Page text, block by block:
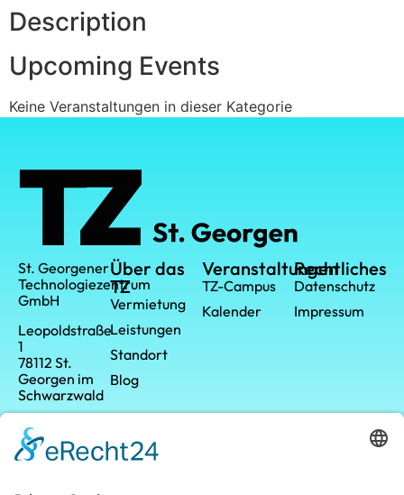
Description
Upcoming Events
Keine Veranstaltungen in dieser Kategorie
St. Georgener
Technologiezentrum
GmbH
Leopoldstraße
1
78112 St.
Georgen im
Schwarzwald
Telefon: +49
(0) 7724 /
949474
Über das
TZ
Vermietung
Leistungen
Standort
Blog
Veranstaltungen
TZ-Campus
Kalender
Rechtliches
Datenschutz
Impressum